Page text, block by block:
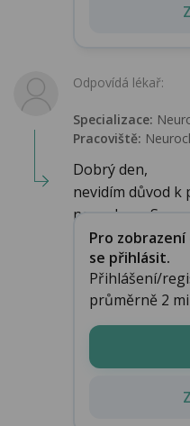
Odpovídá lékař:
Specializace:
Pracoviště:
Dobrý den,
nevidím důvod k
neurologa.
Pro
se přihlásit.
Přihlášení/
průměrně 2